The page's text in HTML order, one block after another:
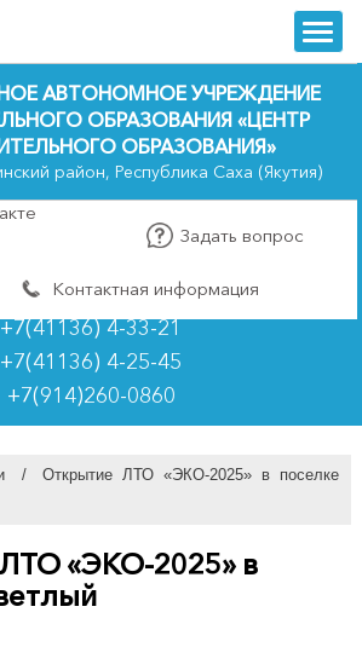
trk
АВТОНОМНОЕ УЧРЕЖДЕНИЕ
ОБРАЗОВАНИЯ «ЦЕНТР
ОБРАЗОВАНИЯ»
район, Республика Саха (Якутия)
Задать вопрос
Контактная информация
+7(41136) 4-33-21
+7(41136) 4-25-45
+7(914)260-0860
/
Открытие ЛТО «ЭКО-2025» в поселке
«ЭКО-2025» в